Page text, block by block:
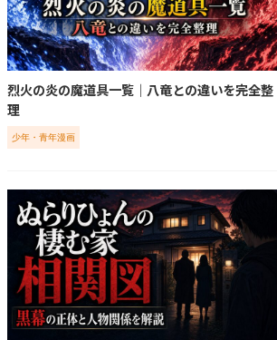
烈火の炎の魔道具一覧｜八竜との違いを完全整
理
少年・青年漫画